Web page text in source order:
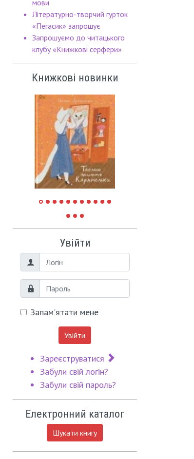
мови
Літературно-творчий гурток
«Пегасик» запрошує
Запрошуємо до читацького
клубу «Книжкові серфери»
Книжкові новинки
Увійти
Логін
Пароль
Запам'ятати мене
Увійти
Зареєструватися
Забули свій логін?
Забули свій пароль?
Електронний каталог
Шукати книгу